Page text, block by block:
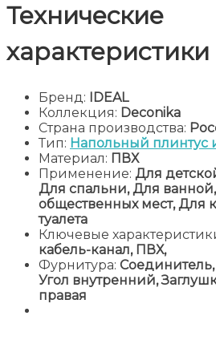
Технические
характеристики
Бренд:
IDEAL
Коллекция: Deconika
Страна производства:
Тип: Напольный
Материал: ПВХ
Применение: Для
Для спальни, Для
общественных мест, Для
туалета
Ключевые
кабель-канал, ПВХ,
Фурнитура:
Угол внутренний,
правая